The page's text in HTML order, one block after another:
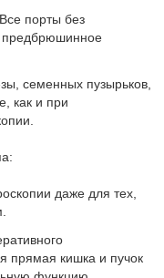
порты без
предбрюшинное
семенных пузырьков,
как и при
даже для тех,
прямая кишка и пучок